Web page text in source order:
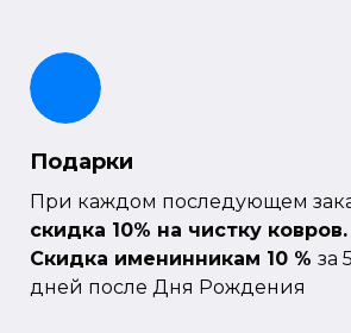
Подарки
При каждом последующем
скидка 10% на чистку ковров.
Скидка именинникам 10 % за
дней после Дня Рождения